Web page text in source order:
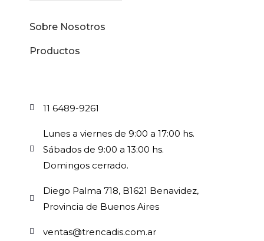
Sobre Nosotros
Productos
11 6489-9261
Lunes a viernes de 9:00 a 17:00 hs.
Sábados de 9:00 a 13:00 hs.
Domingos cerrado.
Diego Palma 718, B1621 Benavidez,
Provincia de Buenos Aires
ventas@trencadis.com.ar